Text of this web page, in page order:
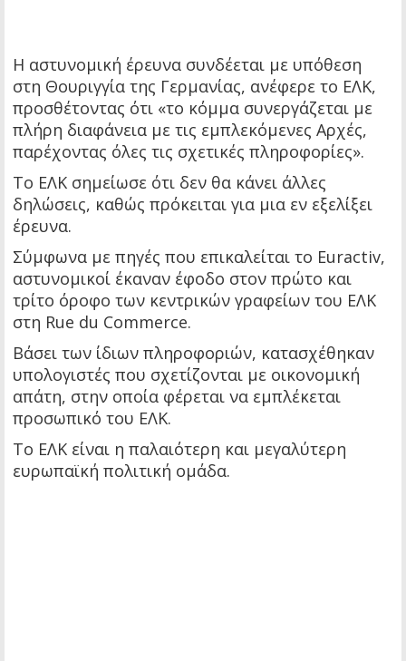
Η αστυνομική έρευνα συνδέεται με υπόθεση
στη Θουριγγία της Γερμανίας, ανέφερε το ΕΛΚ,
προσθέτοντας ότι «το κόμμα συνεργάζεται με
πλήρη διαφάνεια με τις εμπλεκόμενες Αρχές,
παρέχοντας όλες τις σχετικές πληροφορίες».
Το ΕΛΚ σημείωσε ότι δεν θα κάνει άλλες
δηλώσεις, καθώς πρόκειται για μια εν εξελίξει
έρευνα.
Σύμφωνα με πηγές που επικαλείται το Euractiv,
αστυνομικοί έκαναν έφοδο στον πρώτο και
τρίτο όροφο των κεντρικών γραφείων του ΕΛΚ
στη Rue du Commerce.
Βάσει των ίδιων πληροφοριών, κατασχέθηκαν
υπολογιστές που σχετίζονται με οικονομική
απάτη, στην οποία φέρεται να εμπλέκεται
προσωπικό του ΕΛΚ.
Το ΕΛΚ είναι η παλαιότερη και μεγαλύτερη
ευρωπαϊκή πολιτική ομάδα.